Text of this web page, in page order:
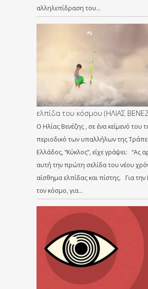
αλληλεπίδραση του…
ελπίδα του κόσμου (ΗΛΙΑΣ
Ο Ηλίας Βενέζης , σε ένα κείμενό του
περιοδικό των υπαλλήλων της
Ελλάδος, “Κύκλος”, είχε γράψει: “Ας
αυτή την πρώτη σελίδα του νέου
αίσθημα ελπίδας και πίστης. Για την
τον κόσμο, για…